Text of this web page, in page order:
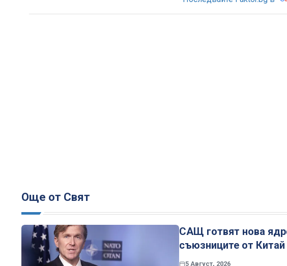
Още от Свят
САЩ готвят нова
съюзниците от Китай
5 Август, 2026